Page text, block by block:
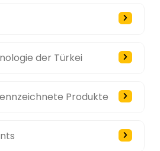
der Türkei
Produkte